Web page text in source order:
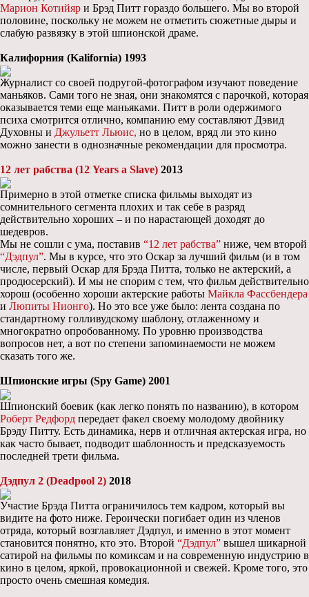
Марион Котийяр и Брэд Питт гораздо большего. Мы во второй
половине, поскольку не можем не отметить сюжетные дыры и
слабую развязку в этой шпионской драме.
Калифорния (Kalifornia) 1993
Журналист со своей подругой-фотографом изучают поведение
маньяков. Сами того не зная, они знакомятся с парочкой, которая
оказывается теми еще маньяками. Питт в роли одержимого
психа смотрится отлично, компанию ему составляют Дэвид
Духовны и Джульетт Льюис, но в целом, вряд ли это кино
можно занести в однозначные рекомендации для просмотра.
12 лет рабства (12 Years a Slave) 2013
Примерно в этой отметке списка фильмы выходят из
сомнительного сегмента плохих и так себе в разряд
действительно хороших – и по нарастающей доходят до
шедевров.
Мы не сошли с ума, поставив “12 лет рабства” ниже, чем второй
“Дэдпул”. Мы в курсе, что это Оскар за лучший фильм (и в том
числе, первый Оскар для Брэда Питта, только не актерский, а
продюсерский). И мы не спорим с тем, что фильм действительно
хорош (особенно хороши актерские работы Майкла Фассбендера
и Люпиты Нионго). Но это все уже было: лента создана по
стандартному голливудскому шаблону, отлаженному и
многократно опробованному. По уровню производства
вопросов нет, а вот по степени запоминаемости не можем
сказать того же.
Шпионские игры (Spy Game) 2001
Шпионский боевик (как легко понять по названию), в котором
Роберт Редфорд передает факел своему молодому двойнику
Брэду Питту. Есть динамика, нерв и отличная актерская игра, но
как часто бывает, подводит шаблонность и предсказуемость
последней трети фильма.
Дэдпул 2 (Deadpool 2) 2018
Участие Брэда Питта ограничилось тем кадром, который вы
видите на фото ниже. Героически погибает один из членов
отряда, который возглавляет Дэдпул, и именно в этот момент
становится понятно, кто это. Второй “Дэдпул” вышел шикарной
сатирой на фильмы по комиксам и на современную индустрию в
кино в целом, яркой, провокационной и свежей. Кроме того, это
просто очень смешная комедия.